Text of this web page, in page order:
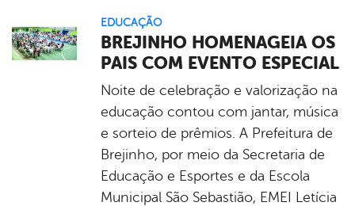
EDUCAÇÃO
BREJINHO HOMENAGEIA OS
PAIS COM EVENTO ESPECIAL
Noite de celebração e valorização na
educação contou com jantar, música
e sorteio de prêmios. A Prefeitura de
Brejinho, por meio da Secretaria de
Educação e Esportes e da Escola
Municipal São Sebastião, EMEI Letícia